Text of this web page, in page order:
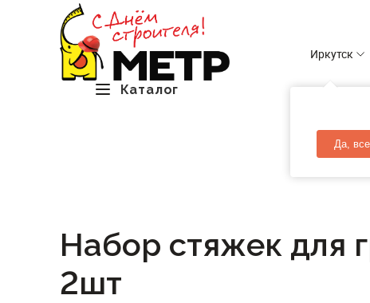
Каталог
Иркутск
Да,
Набор стяжек для
2шт